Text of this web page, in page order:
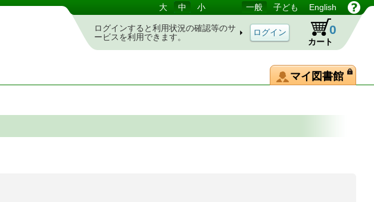
大 中 小 一般 子ども English
ログインすると利用状況の確認等のサ
ービスを利用できます。
カート
0
マイ図書館